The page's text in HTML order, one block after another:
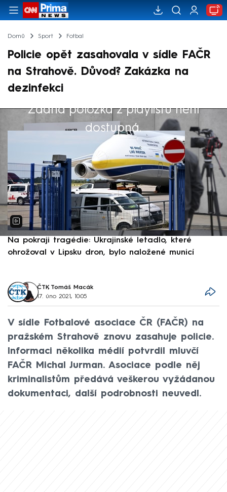
Domů Sport Fotbal
Policie opět zasahovala v sídle FAČR
na Strahově. Důvod? Zakázka na
dezinfekci
Žádná položka z playlistu není
dostupná.
Výběr redakce
Na pokraji tragédie: Ukrajinské letadlo, které
ohrožoval v Lipsku dron, bylo naložené municí
ČTK, Tomáš Macák
17. úno 2021, 10:05
V sídle Fotbalové asociace ČR (FAČR) na
pražském Strahově znovu zasahuje policie.
Informaci několika médií potvrdil mluvčí
FAČR Michal Jurman. Asociace podle něj
kriminalistům předává veškerou vyžádanou
dokumentaci, další podrobnosti neuvedl.